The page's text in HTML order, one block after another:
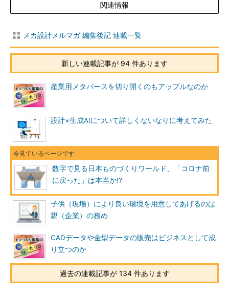
関連情報
メカ設計メルマガ 編集後記 連載一覧
新しい連載記事が 94 件あります
産業用メタバースを切り開くのもアップルなのか
設計×生成AIについて詳しくないなりに考えてみた
数字で見る日本ものづくりワールド、「コロナ前
に戻った」は本当か!?
子供（現場）により良い環境を用意してあげるのは
親（企業）の務め
CADデータや金型データの販売はビジネスとして成
り立つのか
過去の連載記事が 134 件あります